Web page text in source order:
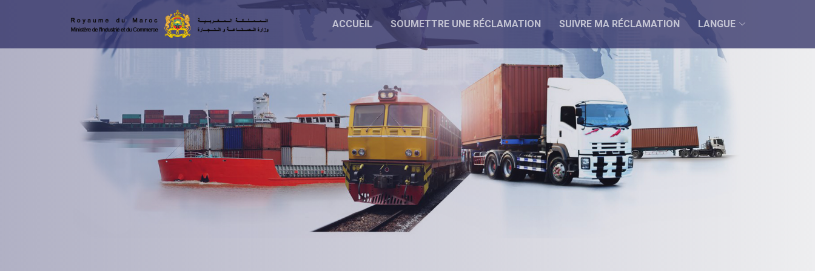
ACCUEIL SOUMETTRE UNE RÉCLAMATION SUIVRE MA RÉCLAMATION LANGUE